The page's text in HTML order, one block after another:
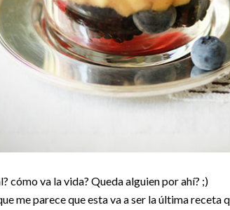
cómo va la vida? Queda alguien por ahí? ;)
me parece que esta va a ser la última receta